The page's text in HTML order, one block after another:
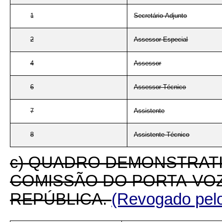
1 Secretário-Adjunto
2 Assessor Especial
4 Assessor
6 Assessor Técnico
7 Assistente
8 Assistente Técnico
c) QUADRO
COMISSÃO DO PORTA-
REPÚBLICA.(Revogado